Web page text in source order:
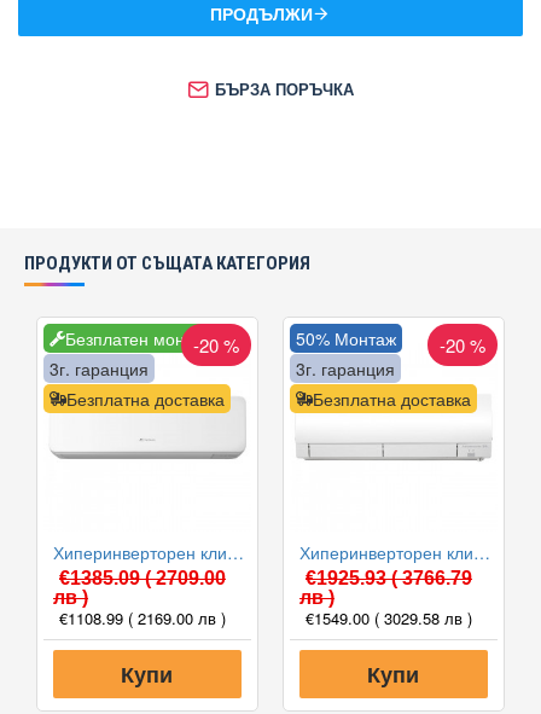
ПРОДЪЛЖИ
БЪРЗА ПОРЪЧКА
ПРОДУКТИ ОТ СЪЩАТА КАТЕГОРИЯ
Безплатен монтаж
Безплатна доставка
3г. гаранция
-20 %
Хиперинверторен климатик Fuji Electric RSG12KGTB(E) /ROG12KGCA, 12000 BTU, Клас A+++
€1385.09( 2709.00
лв )
€1108.99 ( 2169.00 лв )
Купи
Безплатна доставка
50% Монтаж
3г. гаранция
-20 %
Хиперинверторен климатик Mitsubishi Electric MSZ-FH25VE/MUZ-FH25VE, 9000 BTU, Клас A+++
€1925.93( 3766.79
лв )
€1549.00 ( 3029.58 лв )
Купи